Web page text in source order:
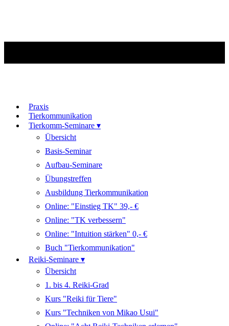
Praxis
Tierkommunikation
Tierkomm-Seminare ▾
Übersicht
Basis-Seminar
Aufbau-Seminare
Übungstreffen
Ausbildung Tierkommunikation
Online: "Einstieg TK" 39,- €
Online: "TK verbessern"
Online: "Intuition stärken" 0,- €
Buch "Tierkommunikation"
Reiki-Seminare ▾
Übersicht
1. bis 4. Reiki-Grad
Kurs "Reiki für Tiere"
Kurs "Techniken von Mikao Usui"